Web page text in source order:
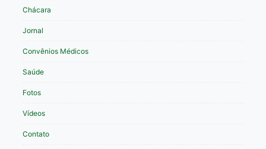
Chácara
Jornal
Convênios Médicos
Saúde
Fotos
Vídeos
Contato